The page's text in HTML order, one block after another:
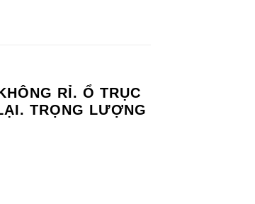
RỈ. Ổ TRỤC
TRỌNG LƯỢNG